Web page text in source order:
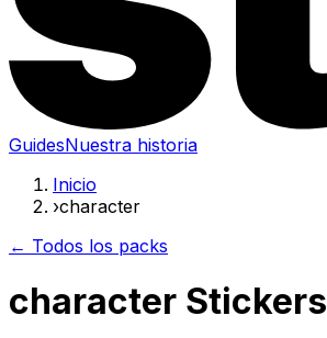
GuidesNuestra historia
Inicio
›character
← Todos los packs
character Stickers